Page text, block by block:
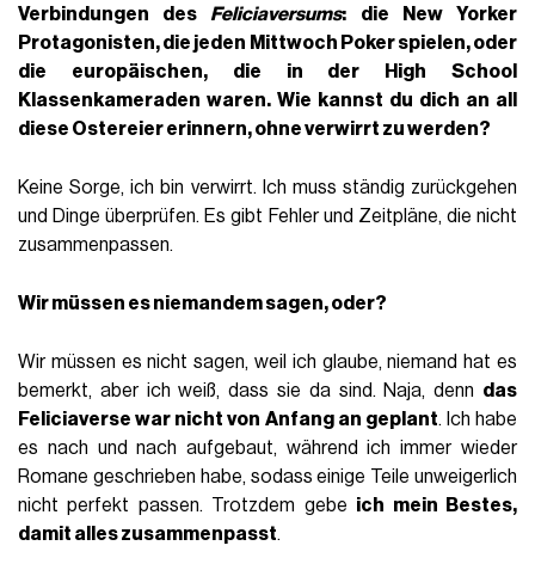
Verbindungen des Feliciaversums: die New Yorker
Protagonisten, die jeden Mittwoch Poker spielen, oder
die europäischen, die in der High School
Klassenkameraden waren. Wie kannst du dich an all
diese Ostereier erinnern, ohne verwirrt zu werden?
Keine Sorge, ich bin verwirrt. Ich muss ständig zurückgehen
und Dinge überprüfen. Es gibt Fehler und Zeitpläne, die nicht
zusammenpassen.
Wir müssen es niemandem sagen, oder?
Wir müssen es nicht sagen, weil ich glaube, niemand hat es
bemerkt, aber ich weiß, dass sie da sind. Naja, denn das
Feliciaverse war nicht von Anfang an geplant. Ich habe
es nach und nach aufgebaut, während ich immer wieder
Romane geschrieben habe, sodass einige Teile unweigerlich
nicht perfekt passen. Trotzdem gebe ich mein Bestes,
damit alles zusammenpasst.